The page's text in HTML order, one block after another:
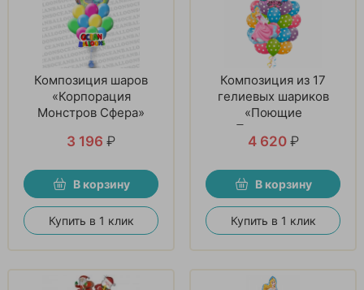
Композиция шаров
«Корпорация
Монстров Сфера»
3 196 ₽
В корзину
Купить в 1 клик
Композиция из 17
гелиевых шариков
«Поющие
Принцессы»
4 620 ₽
В корзину
Купить в 1 клик